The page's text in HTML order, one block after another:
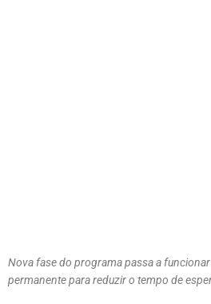
Nova fase do programa passa a
permanente para reduzir o tempo de